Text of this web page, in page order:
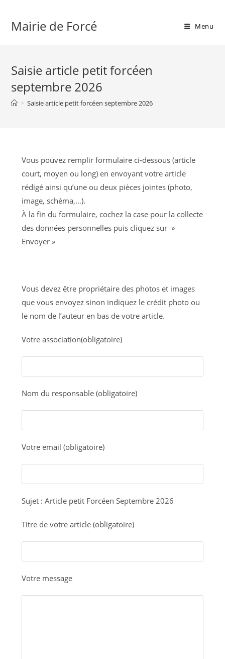
contentMairie de Forcé Menu
Saisie article petit forcéen
septembre 2026
> Saisie article petit forcéen septembre 2026
Vous pouvez remplir formulaire ci-dessous (article
court, moyen ou long) en envoyant votre article
rédigé ainsi qu’une ou deux pièces jointes (photo,
image, schéma,…).
À la fin du formulaire, cochez la case pour la collecte
des données personnelles puis cliquez sur »
Envoyer »
Vous devez être propriétaire des photos et images
que vous envoyez sinon indiquez le crédit photo ou
le nom de l’auteur en bas de votre article.
Votre association(obligatoire)
Nom du responsable (obligatoire)
Votre email (obligatoire)
Sujet : Article petit Forcéen Septembre 2026
Titre de votre article (obligatoire)
Votre message